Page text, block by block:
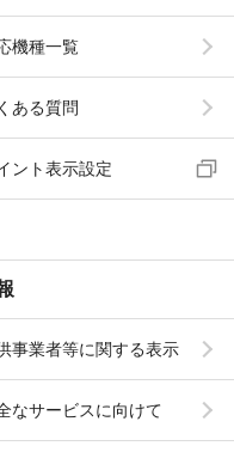
機種一覧
ある質問
ント表示設定
事業者等に関する表示
なサービスに向けて